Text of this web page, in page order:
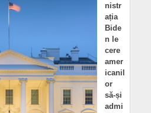
nistr
ația
Bide
n le
cere
amer
icanil
or
să-și
admi